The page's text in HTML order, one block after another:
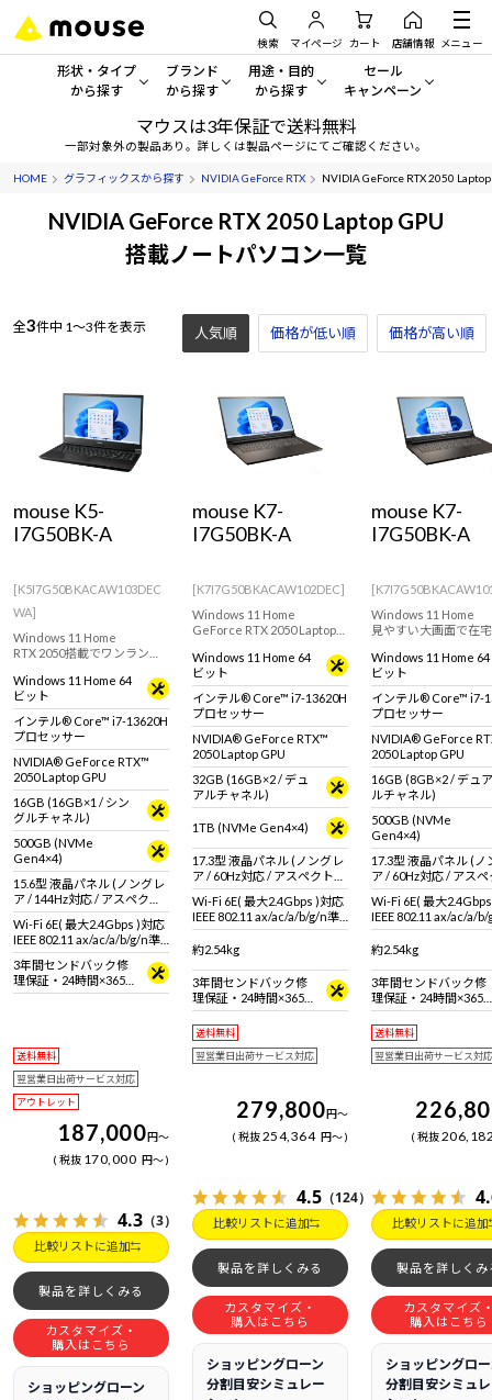
検索 マイページ カート 店舗情報 メニュー
形状・タイプ
から探す
形状・タイプから探す をすべてみる
デスクトップPC
ワークステーション
ディスプレイ
Windows 11
ブランド
から探す
mouse
G TUNE
MousePro
Windows 11|Copilot+ PC
用途・目的
から探す
一般向けパソコン
ゲーミングPC・ゲーム向けパソコン
クリエイティブ向け
学習向けパソコン
スペック/パーツ別
AIおすすめパソコン
Windows 11
セール
キャンペーン
セール・キャンペー
期間限定セール
アウトレットパソコン
おすすめ目玉パソコン
今イチオシのパソコンをピ
Windows 11|Copilot+ PC
マウスは3年保証で送料無料
一部対象外の製品あり。詳しくは製品ページにてご確認ください。
HOME グラフィックスから探す NVIDIA GeForce RTX NVIDIA GeForce RTX 2050
NVIDIA GeForce RTX 2050 Laptop GPU
搭載ノートパソコン一覧
全3件中 1～3件を表示 人気順 価格が低い順 価格が高い順
mouse K5-
I7G50BK-A
[K5I7G50BKACAW103DEC
WA]
Windows 11 Home
RTX 2050搭載でワンランク
対応液晶パネル採用で軽い
動画編集やライトゲームに
もおすすめ！
Windows 11 Home 64
ビット
インテル® Core™ i7-13620H
プロセッサー
NVIDIA® GeForce RTX™
2050 Laptop GPU
16GB (16GB×1 / シン
グルチャネル)
500GB (NVMe
Gen4×4)
15.6型 液晶パネル (ノングレ
ア / 144Hz対応 / アスペクト
比16:9)
Wi-Fi 6E( 最大2.4Gbps )対応
IEEE 802.11 ax/ac/a/b/g/n準
拠 ＋ Bluetooth 5内蔵
3年間センドバック修
理保証・24時間×365
日電話サポート
送料無料
翌営業日出荷サービス対応
アウトレット
187,000円～
税抜 170,000 円～
4.3 （3）
比較リストに追加
製品を詳しくみる
カスタマイズ・
購入はこちら
ショッピングローン
mouse K7-
I7G50BK-A
[K7I7G50BKACAW102DEC]
Windows 11 Home
GeForce RTX 2050 Laptop
ンラインゲームにおすすめ
な17.3型ノートパソコン！
Windows 11 Home 64
ビット
インテル® Core™ i7-13620H
プロセッサー
NVIDIA® GeForce RTX™
2050 Laptop GPU
32GB (16GB×2 / デュ
アルチャネル)
1TB (NVMe Gen4×4)
17.3型 液晶パネル (ノングレ
ア / 60Hz対応 / アスペクト比
16:9)
Wi-Fi 6E( 最大2.4Gbps )対応
IEEE 802.11 ax/ac/a/b/g/n準
拠 ＋ Bluetooth 5内蔵
約2.54kg
3年間センドバック修
理保証・24時間×365
日電話サポート
送料無料
翌営業日出荷サービス対応
279,800円～
税抜254,364 円～
4.5 （124）
比較リストに追加
製品を詳しくみる
カスタマイズ・
購入はこちら
ショッピングローン
分割目安シミュレー
mouse K7-
I7G50BK-A
Windows 11 Home
見やすい大画面で在
広い用途におすすめ！
GeForce RTX 2050
GPU 搭載17.3型ノー
コン！
Windows 11 Home 64
ビット
インテル® Core™ i7-
プロセッサー
NVIDIA® GeForce
2050 Laptop GPU
16GB (8GB×2 / デュア
ルチャネル)
500GB (NVMe
Gen4×4)
17.3型 液晶パネル (ノ
ア / 60Hz対応 / アス
16:9)
Wi-Fi 6E( 最大
IEEE 802.11 ax/ac/a/
拠 ＋ Bluetooth 5内蔵
約2.54kg
3年間センドバック修
理保証・24時間×365
日電話サポート
送料無料
翌営業日出荷サービス対応
税抜
比較リストに追加
製品を詳しくみ
カスタマイズ
購入はこちら
ショッピングロ
分割目安シミュ